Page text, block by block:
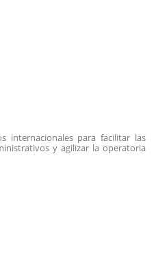
internacionales para facilitar las
y agilizar la operatoria